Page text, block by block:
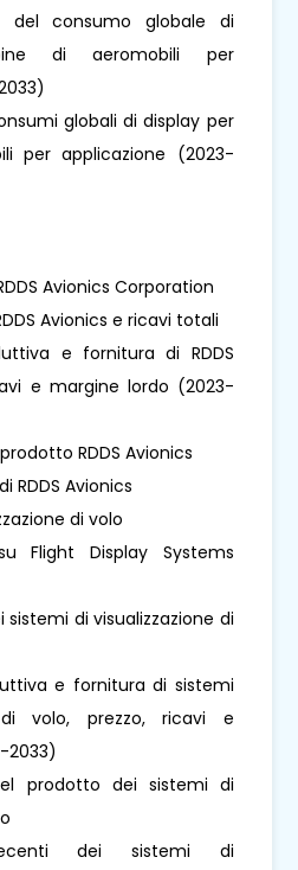
del consumo globale di
di aeromobili per
globali di display per
per applicazione (2023-
Avionics Corporation
Avionics e ricavi totali
e fornitura di RDDS
e margine lordo (2023-
RDDS Avionics
RDDS Avionics
di volo
Flight Display Systems
sistemi di visualizzazione di
e fornitura di sistemi
di volo, prezzo, ricavi e
2033)
prodotto dei sistemi di
dei sistemi di